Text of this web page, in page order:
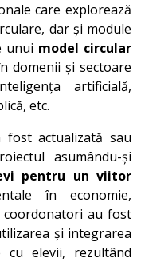
care explorează
dar și module
unui model circular
domenii și sectoare
artificială,
etc.
fost actualizată sau
asumându-și
pentru un viitor
în economie,
coordonatori au fost
și integrarea
elevii, rezultând